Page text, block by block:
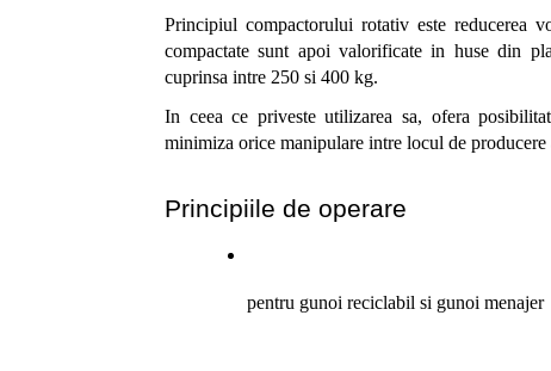
Principiul compactorului rotativ este reducerea
compactate sunt apoi valorificate in huse din
cuprinsa intre 250 si 400 kg.
In ceea ce priveste utilizarea sa, ofera
minimiza orice manipulare intre locul de producere
Principiile de operare
pentru gunoi reciclabil si gunoi menajer